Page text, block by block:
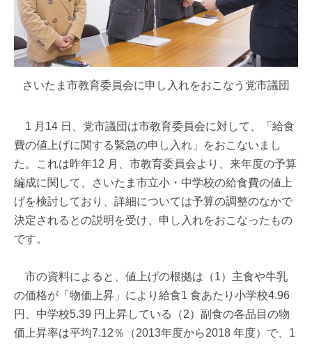
さいたま市教育委員会に申し入れをおこなう党市議団
1 月14 日、党市議団は市教育委員会に対して、「給食
費の値上げに関する緊急の申し入れ」をおこないまし
た。これは昨年12 月、市教育委員会より、来年度の予算
編成に関して、さいたま市立小・中学校の給食費の値上
げを検討しており、詳細については予算の調整のなかで
決定されるとの説明を受け、申し入れをおこなったもの
です。
市の資料によると、値上げの根拠は（1）主食や牛乳
の価格が「物価上昇」により給食1 食あたり小学校4.96
円、中学校5.39 円上昇している（2）副食の各品目の物
価上昇率は平均7.12％（2013年度から2018 年度）で、1